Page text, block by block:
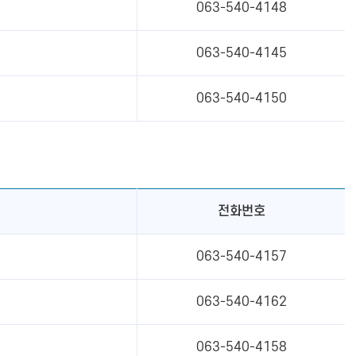
063-540-4148
063-540-4145
063-540-4150
전화번호
063-540-4157
063-540-4162
063-540-4158